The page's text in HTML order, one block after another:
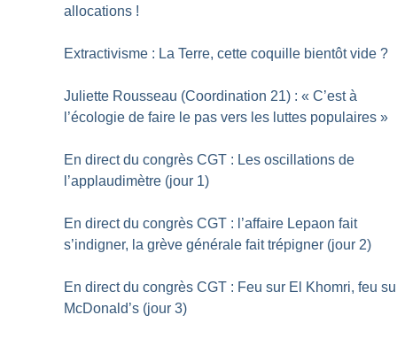
allocations !
Extractivisme : La Terre, cette coquille bientôt vide ?
Juliette Rousseau (Coordination 21) : « C’est à
l’écologie de faire le pas vers les luttes populaires »
En direct du congrès CGT : Les oscillations de
l’applaudimètre (jour 1)
En direct du congrès CGT : l’affaire Lepaon fait
s’indigner, la grève générale fait trépigner (jour 2)
En direct du congrès CGT : Feu sur El Khomri, feu
McDonald’s (jour 3)